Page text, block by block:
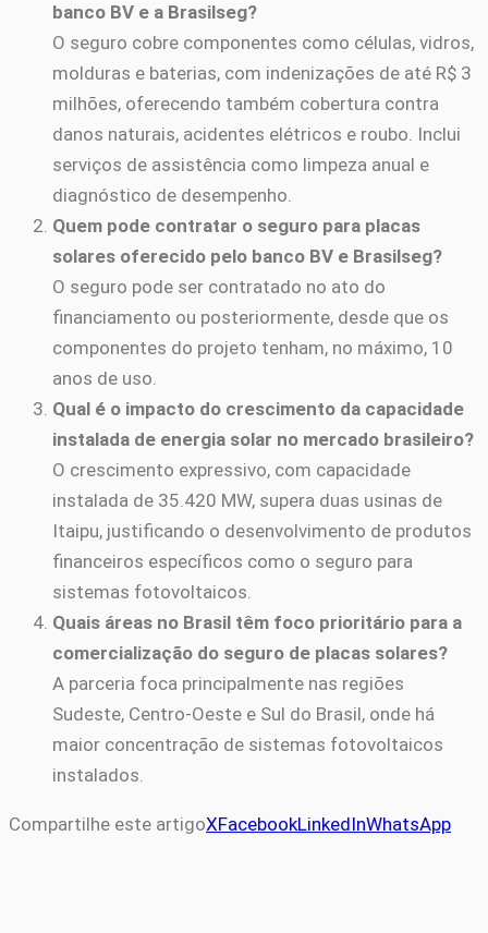
banco BV e a Brasilseg?
O seguro cobre componentes como células, vidros,
molduras e baterias, com indenizações de até R$ 3
milhões, oferecendo também cobertura contra
danos naturais, acidentes elétricos e roubo. Inclui
serviços de assistência como limpeza anual e
diagnóstico de desempenho.
Quem pode contratar o seguro para placas
solares oferecido pelo banco BV e Brasilseg?
O seguro pode ser contratado no ato do
financiamento ou posteriormente, desde que os
componentes do projeto tenham, no máximo, 10
anos de uso.
Qual é o impacto do crescimento da capacidade
instalada de energia solar no mercado brasileiro?
O crescimento expressivo, com capacidade
instalada de 35.420 MW, supera duas usinas de
Itaipu, justificando o desenvolvimento de produtos
financeiros específicos como o seguro para
sistemas fotovoltaicos.
Quais áreas no Brasil têm foco prioritário para a
comercialização do seguro de placas solares?
A parceria foca principalmente nas regiões
Sudeste, Centro-Oeste e Sul do Brasil, onde há
maior concentração de sistemas fotovoltaicos
instalados.
Compartilhe este artigoXFacebookLinkedInWhatsApp